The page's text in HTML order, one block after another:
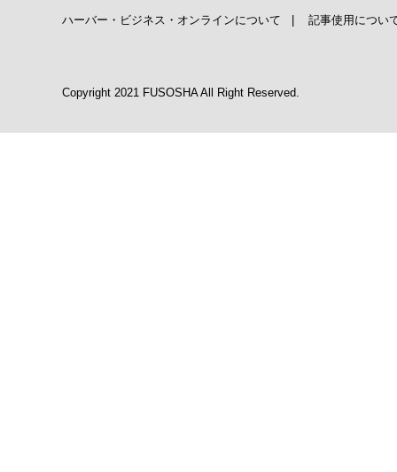
ハーバー・ビジネス・オンラインについて 記事使用につい
Copyright 2021 FUSOSHA All Right Reserved.